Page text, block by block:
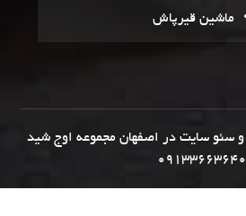
ماشین قیرپاش
و سئو سایت در اصفهان مجموعه اوج شید
09133663640